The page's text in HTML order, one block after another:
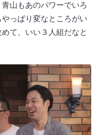
山もあのパワーでいろ
っぱり変なところがい
て、いい３人組だなと